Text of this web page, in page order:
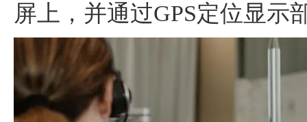
屏上，并通过GPS定位显示